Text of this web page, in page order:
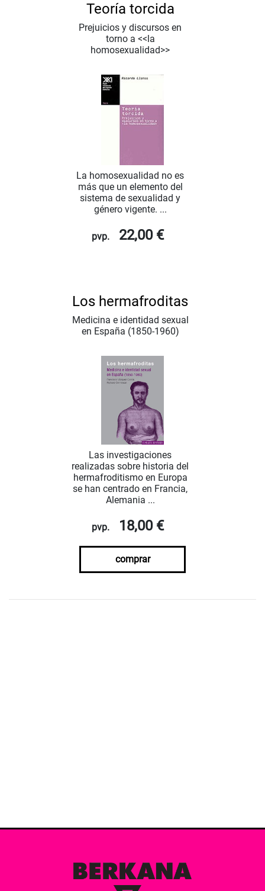
Teoría torcida
Prejuicios y discursos en
torno a <<la
homosexualidad>>
La homosexualidad no es
más que un elemento del
sistema de sexualidad y
género vigente. ...
pvp. 22,00 €
Los hermafroditas
Medicina e identidad sexual
en España (1850-1960)
Las investigaciones
realizadas sobre historia del
hermafroditismo en Europa
se han centrado en Francia,
Alemania ...
pvp. 18,00 €
comprar